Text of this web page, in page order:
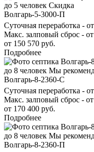
до 5 человек Скидка
Волгарь-5-3000-П
Суточная переработка -
Макс. залповый сброс -
от 150 570 руб.
Подробнее
до 8 человек Мы
Волгарь-8-2360-С
Суточная переработка -
Макс. залповый сброс -
от 170 400 руб.
Подробнее
до 8 человек Мы
Волгарь-8-2360-П